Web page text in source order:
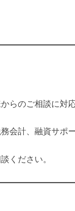
らのご相談に対
会計、融資サポ
ください。